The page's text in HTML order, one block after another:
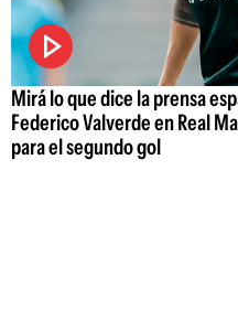
Mirá lo que dice la prensa
Federico Valverde en Real
para el segundo gol